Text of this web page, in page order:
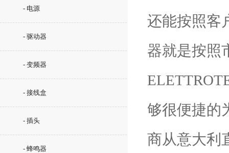
- 电源
- 驱动器
- 变频器
- 接线盒
- 插头
- 蜂鸣器
还能按照客
器就是按照
够很便捷的
商从意大利